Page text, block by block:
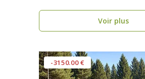
Voir plus
-3150.00 €